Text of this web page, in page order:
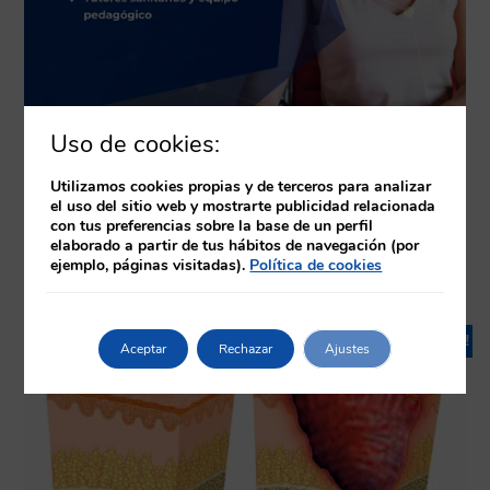
Productos relacionados
¡Oferta!
Uso de cookies:
Utilizamos cookies propias y de terceros para analizar
el uso del sitio web y mostrarte publicidad relacionada
con tus preferencias sobre la base de un perfil
elaborado a partir de tus hábitos de navegación (por
ejemplo, páginas visitadas). Política de cookies
Aceptar Rechazar Ajustes